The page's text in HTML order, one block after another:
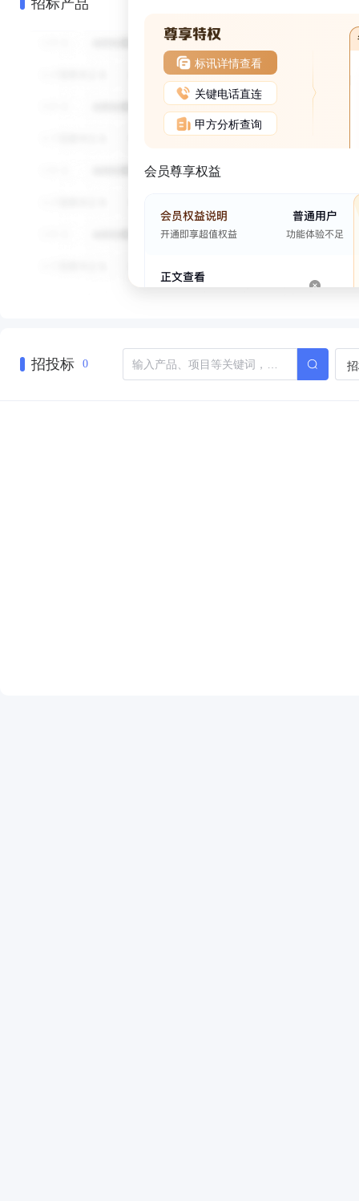
标讯详情查看
关键电话直连
甲方分析查询
会员尊享权益
招投标 0